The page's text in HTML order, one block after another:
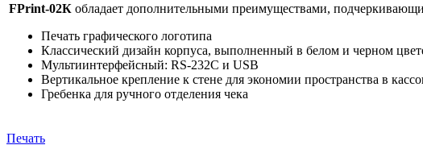
FPrint-02К обладает дополнительными преимуществами,
Печать графического логотипа
Классический дизайн корпуса, выполненный в белом и черном
Мультиинтерфейсный: RS-232С и USB
Вертикальное крепление к стене для экономии пространства в
Гребенка для ручного отделения чека
Печать